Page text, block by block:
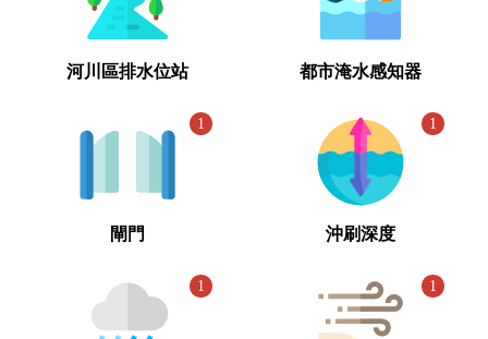
河川區排水位站 都市淹水感知器
閘門
1
沖刷深度
1
1 1